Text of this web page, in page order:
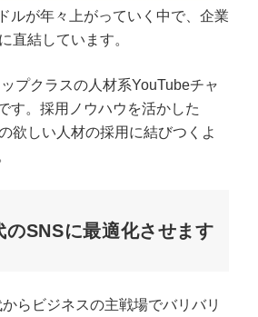
ルが年々上がっていく中で、企業
直結しています。
プクラスの人材系YouTubeチャ
す。採用ノウハウを活かした
欲しい人材の採用に結びつくよ
のSNSに最適化させます
らビジネスの主戦場でバリバリ